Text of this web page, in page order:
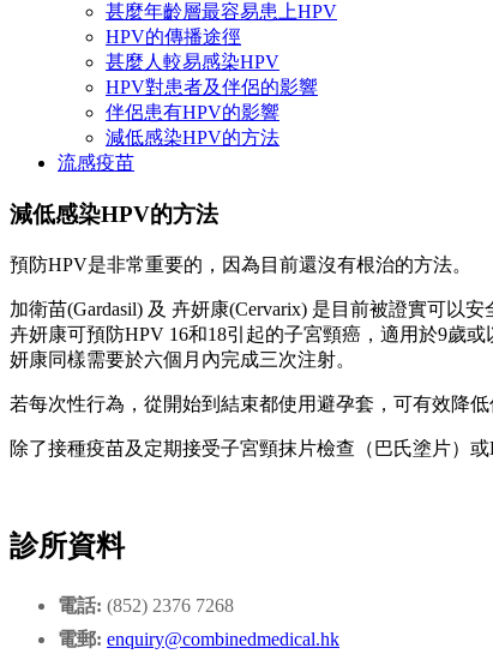
甚麼年齡層最容易患上HPV
HPV的傳播途徑
甚麼人較易感染HPV
HPV對患者及伴侶的影響
伴侶患有HPV的影響
減低感染HPV的方法
流感疫苗
減低感染HPV的方法
預防HPV是非常重要的，因為目前還沒有根治的方法。
加衛苗(Gardasil) 及 卉妍康(Cervarix) 是目前被證實可以
卉妍康可預防HPV 16和18引起的子宮頸癌，適用於9歲
妍康同樣需要於六個月內完成三次注射。
若每次性行為，從開始到結束都使用避孕套，可有效降
除了接種疫苗及定期接受子宮頸抹片檢查（巴氏塗片）
診所資料
電話: (852) 2376 7268
電郵: enquiry@combinedmedical.hk